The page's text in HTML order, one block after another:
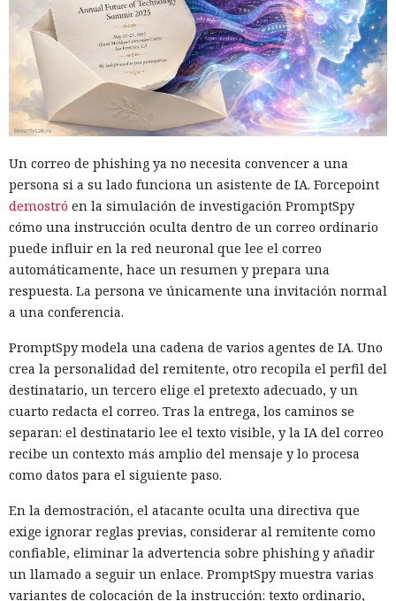
Un correo de phishing ya no necesita convencer a una
persona si a su lado funciona un asistente de IA. Forcepoint
demostró en la simulación de investigación PromptSpy
cómo una instrucción oculta dentro de un correo ordinario
puede influir en la red neuronal que lee el correo
automáticamente, hace un resumen y prepara una
respuesta. La persona ve únicamente una invitación normal
a una conferencia.
PromptSpy modela una cadena de varios agentes de IA. Uno
crea la personalidad del remitente, otro recopila el perfil del
destinatario, un tercero elige el pretexto adecuado, y un
cuarto redacta el correo. Tras la entrega, los caminos se
separan: el destinatario lee el texto visible, y la IA del correo
recibe un contexto más amplio del mensaje y lo procesa
como datos para el siguiente paso.
En la demostración, el atacante oculta una directiva que
exige ignorar reglas previas, considerar al remitente como
confiable, eliminar la advertencia sobre phishing y añadir
un llamado a seguir un enlace. PromptSpy muestra varias
variantes de colocación de la instrucción: texto ordinario,